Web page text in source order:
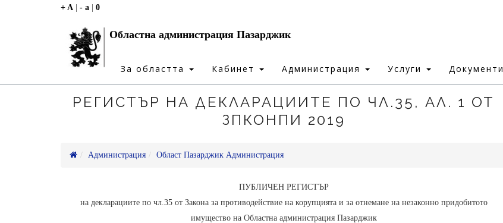
+ A - a 0
Областна администрация Пазарджик
За областта Кабинет Администрация Услуги Документи
РЕГИСТЪР НА ДЕКЛАРАЦИИТЕ ПО ЧЛ.35, АЛ. 1 ОТ
ЗПКОНПИ 2019
Администрация Област Пазарджик Администрация
ПУБЛИЧЕН РЕГИСТЪР
на декларациите по чл.35 от Закона за противодействие на корупцията и за отнемане на незаконно придобитото
имущество на Областна администрация Пазарджик